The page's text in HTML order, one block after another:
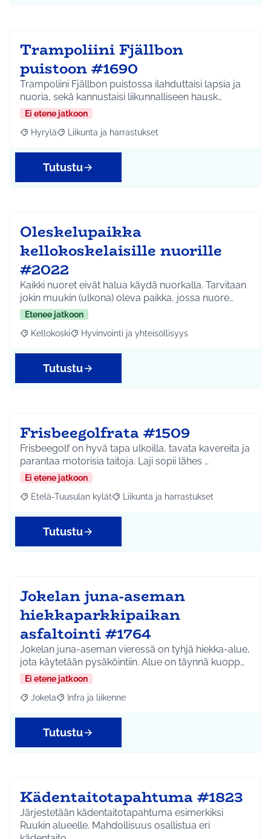
Trampoliini Fjällbon
puistoon #1690
Trampoliini Fjällbon puistossa ilahduttaisi lapsia ja
nuoria, sekä kannustaisi liikunnalliseen hausk…
Ei etene jatkoon
Rajaa tulokset aihepiirin mukaan: Hyrylä
Hyrylä Rajaa tulokset teeman mukaan: Liikunta ja
Liikunta ja harrastukset
Tutustu
Oleskelupaikka
kellokoskelaisille nuorille
#2022
Kaikki nuoret eivät halua käydä nuorkalla. Tarvitaan
jokin muukin (ulkona) oleva paikka, jossa nuore…
Etenee jatkoon
Rajaa tulokset aihepiirin mukaan: Kellokoski
Kellokoski Rajaa tulokset teeman mukaan: Hyvinvointi ja
Hyvinvointi ja yhteisöllisyys
Tutustu
Frisbeegolfrata #1509
Frisbeegolf on hyvä tapa ulkoilla, tavata kavereita ja
parantaa motorisia taitoja. Laji sopii lähes …
Ei etene jatkoon
Rajaa tulokset aihepiirin mukaan: Etelä-Tuusulan kylät
Etelä-Tuusulan kylät Rajaa tulokset teeman mukaan:
Liikunta ja harrastukset
Tutustu
Jokelan juna-aseman
hiekkaparkkipaikan
asfaltointi #1764
Jokelan juna-aseman vieressä on tyhjä hiekka-alue,
jota käytetään pysäköintiin. Alue on täynnä kuopp…
Ei etene jatkoon
Rajaa tulokset aihepiirin mukaan: Jokela
Jokela Rajaa tulokset teeman mukaan: Infra ja liikenne
Infra ja liikenne
Tutustu
Kädentaitotapahtuma #1823
Järjestetään kädentaitotapahtuma esimerkiksi
Ruukin alueelle. Mahdollisuus osallistua eri